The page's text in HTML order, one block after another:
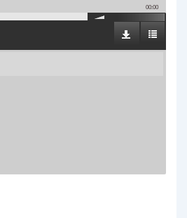
00:00